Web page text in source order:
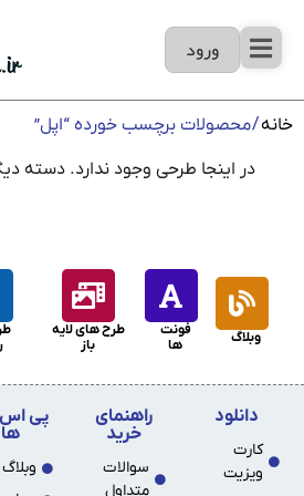
ورود
خانه/ محصولات برچسب خورده “اپل”
در اینجا طرحی وجود ندارد. دسته
وبلاگ
فونت
ها
طرح های لایه
باز
دانلود
کارت
ویزیت
راهنمای
خرید
سوالات
متداول
پی
ها
وبلاگ